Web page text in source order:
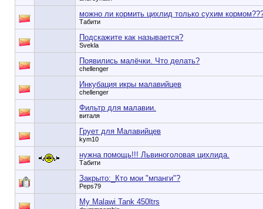
можно ли кормить цихлид только сухим
Табити
Подскажите как называется?
Svekla
Появились малёчки. Что делать?
chellenger
Инкубация икры малавийцев
chellenger
Фильтр для малавии.
виталя
Грует для Малавийцев
kym10
нужна помощь!!! Львиноголовая цихлида.
Табити
Закрыто:_ Кто мои "мпанги"?
Peps79
My Malawi Tank 450ltrs